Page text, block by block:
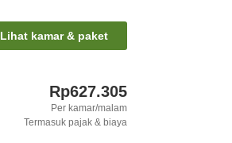
Lihat kamar & paket
Rp627.305
Per kamar/malam
Termasuk pajak & biaya